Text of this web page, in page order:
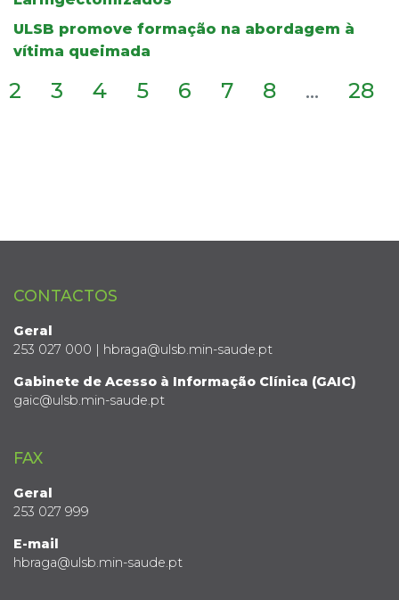
ULSB promove formação na abordagem à
vítima queimada
2 3 4 5 6 7 8 ... 28
CONTACTOS
Geral
253 027 000 | hbraga@ulsb.min-saude.pt
Gabinete de Acesso à Informação Clínica (GAIC)
gaic@ulsb.min-saude.pt
FAX
Geral
253 027 999
E-mail
hbraga@ulsb.min-saude.pt